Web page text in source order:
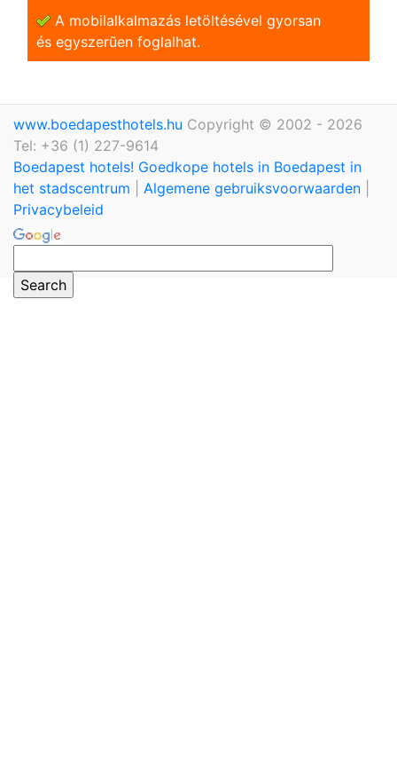
A mobilalkalmazás letöltésével gyorsan
és egyszerũen foglalhat.
www.boedapesthotels.hu Copyright © 2002 - 2026
Tel: +36 (1) 227-9614
Boedapest hotels! Goedkope hotels in Boedapest in
het stadscentrum
Algemene gebruiksvoorwaarden
Privacybeleid